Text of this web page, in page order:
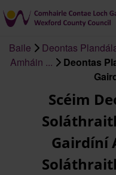
Briseadh
Baile
Deontas
Amháin ...
Deontas
Scéim
Gairdíní